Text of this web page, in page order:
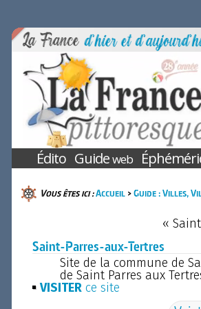
Édito Guideweb
Vous êtes ici :Accueil>Guide : Villes,
«
Saint-Parres-aux-Tertres
Site de la commune de
de Saint Parres aux
VISITERce site